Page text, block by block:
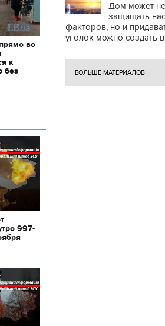
во
к
без
997-
Дом может
защищать
факторов, но и
уголок можно создать
БОЛЬШЕ МАТЕРИАЛОВ